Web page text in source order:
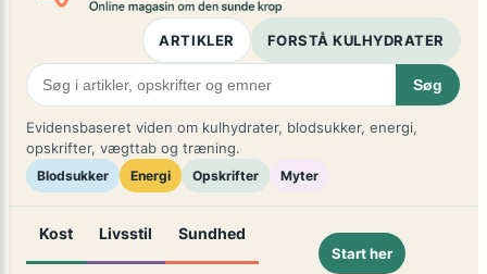
ARTIKLER FORSTÅ KULHYDRATER
Søg
Evidensbaseret viden om kulhydrater, blodsukker, energi,
opskrifter, vægttab og træning.
Blodsukker Energi Opskrifter Myter
Kost Livsstil Sundhed
Start her